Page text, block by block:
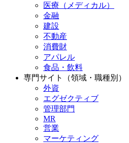
医療（メディカル）
金融
建設
不動産
消費財
アパレル
食品・飲料
専門サイト（領域・職種別）
外資
エグゼクティブ
管理部門
MR
営業
マーケティング